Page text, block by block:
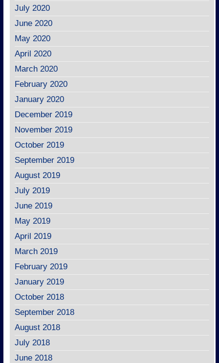
July 2020
June 2020
May 2020
April 2020
March 2020
February 2020
January 2020
December 2019
November 2019
October 2019
September 2019
August 2019
July 2019
June 2019
May 2019
April 2019
March 2019
February 2019
January 2019
October 2018
September 2018
August 2018
July 2018
June 2018